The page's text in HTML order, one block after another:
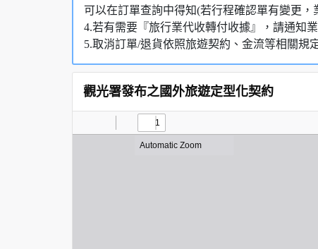
可以在訂單查詢中得知(若行程確認單有變更，
4.若有需要『旅行業代收轉付收據』，請通知
5.取消訂單/退貨依照旅遊契約、金流等相關規
觀光署發布之國外旅遊定型化契約